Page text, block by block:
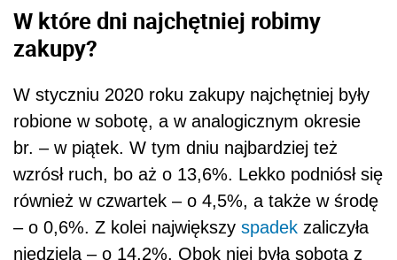
W które dni najchętniej robimy
zakupy?
W styczniu 2020 roku zakupy najchętniej były
robione w sobotę, a w analogicznym okresie
br. – w piątek. W tym dniu najbardziej też
wzrósł ruch, bo aż o 13,6%. Lekko podniósł się
również w czwartek – o 4,5%, a także w środę
– o 0,6%. Z kolei największy spadek zaliczyła
niedziela – o 14,2%. Obok niej była sobota z